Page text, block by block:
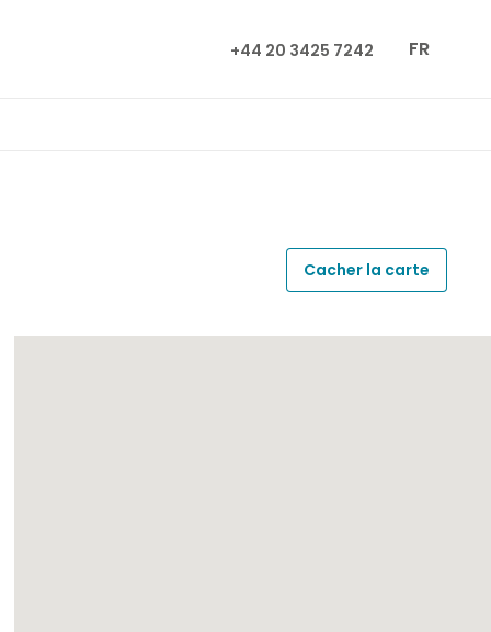
+44 20 3425 7242 FR
Cacher la carte